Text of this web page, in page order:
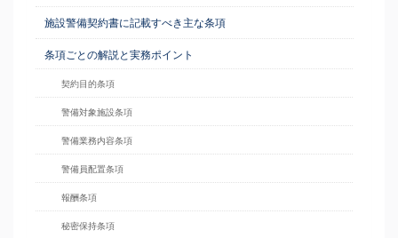
施設警備契約書に記載すべき主な条項
条項ごとの解説と実務ポイント
契約目的条項
警備対象施設条項
警備業務内容条項
警備員配置条項
報酬条項
秘密保持条項